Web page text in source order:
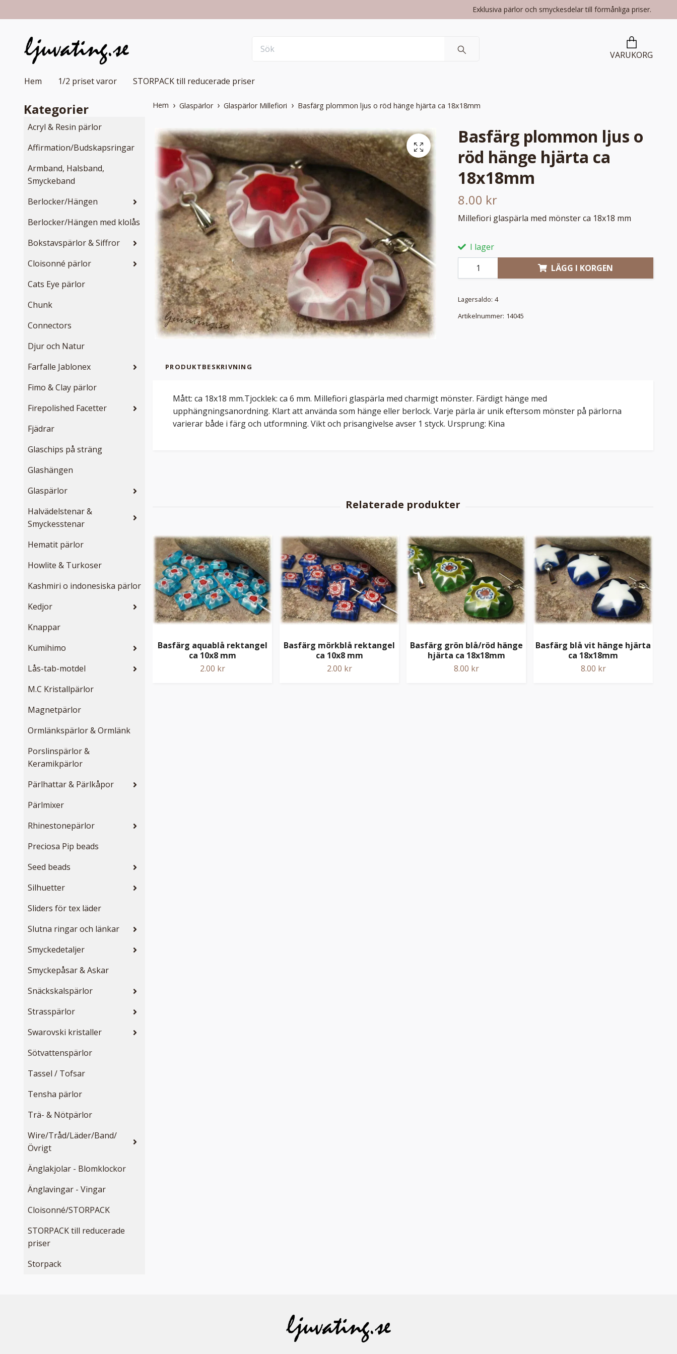
Exklusiva pärlor och smyckesdelar till förmånliga priser.
VARUKORG
Hem 1/2 priset varor STORPACK till reducerade priser
Kategorier
Acryl & Resin pärlor
Affirmation/Budskapsringar
Armband, Halsband,
Smyckeband
Berlocker/Hängen
Berlocker/Hängen med klolås
Bokstavspärlor & Siffror
Cloisonné pärlor
Cats Eye pärlor
Chunk
Connectors
Djur och Natur
Farfalle Jablonex
Fimo & Clay pärlor
Firepolished Facetter
Fjädrar
Glaschips på sträng
Glashängen
Glaspärlor
Halvädelstenar &
Smyckesstenar
Hematit pärlor
Howlite & Turkoser
Kashmiri o indonesiska pärlor
Kedjor
Knappar
Kumihimo
Lås-tab-motdel
M.C Kristallpärlor
Magnetpärlor
Ormlänkspärlor & Ormlänk
Porslinspärlor &
Keramikpärlor
Pärlhattar & Pärlkåpor
Pärlmixer
Rhinestonepärlor
Preciosa Pip beads
Seed beads
Silhuetter
Sliders för tex läder
Slutna ringar och länkar
Smyckedetaljer
Smyckepåsar & Askar
Snäckskalspärlor
Strasspärlor
Swarovski kristaller
Sötvattenspärlor
Tassel / Tofsar
Tensha pärlor
Trä- & Nötpärlor
Wire/Tråd/Läder/Band/
Övrigt
Änglakjolar - Blomklockor
Änglavingar - Vingar
Cloisonné/STORPACK
STORPACK till reducerade
priser
Storpack
Hem Glaspärlor Glaspärlor Millefiori Basfärg plommon ljus o röd hänge hjärta ca 18x18mm
Basfärg plommon ljus o
röd hänge hjärta ca
18x18mm
8.00 kr
Millefiori glaspärla med mönster ca 18x18 mm
I lager
LÄGG I KORGEN
Lagersaldo: 4
Artikelnummer: 14045
PRODUKTBESKRIVNING
Mått: ca 18x18 mm.Tjocklek: ca 6 mm. Millefiori glaspärla med charmigt mönster. Färdigt hänge med
upphängningsanordning. Klart att använda som hänge eller berlock. Varje pärla är unik eftersom mönster på pärlorna
varierar både i färg och utformning. Vikt och prisangivelse avser 1 styck. Ursprung: Kina
Basfärg aquablå rektangel
ca 10x8 mm
2.00 kr
Basfärg mörkblå rektangel
ca 10x8 mm
2.00 kr
Basfärg grön blå/röd hänge
hjärta ca 18x18mm
8.00 kr
Basfärg blå vit hänge hjärta
ca 18x18mm
8.00 kr